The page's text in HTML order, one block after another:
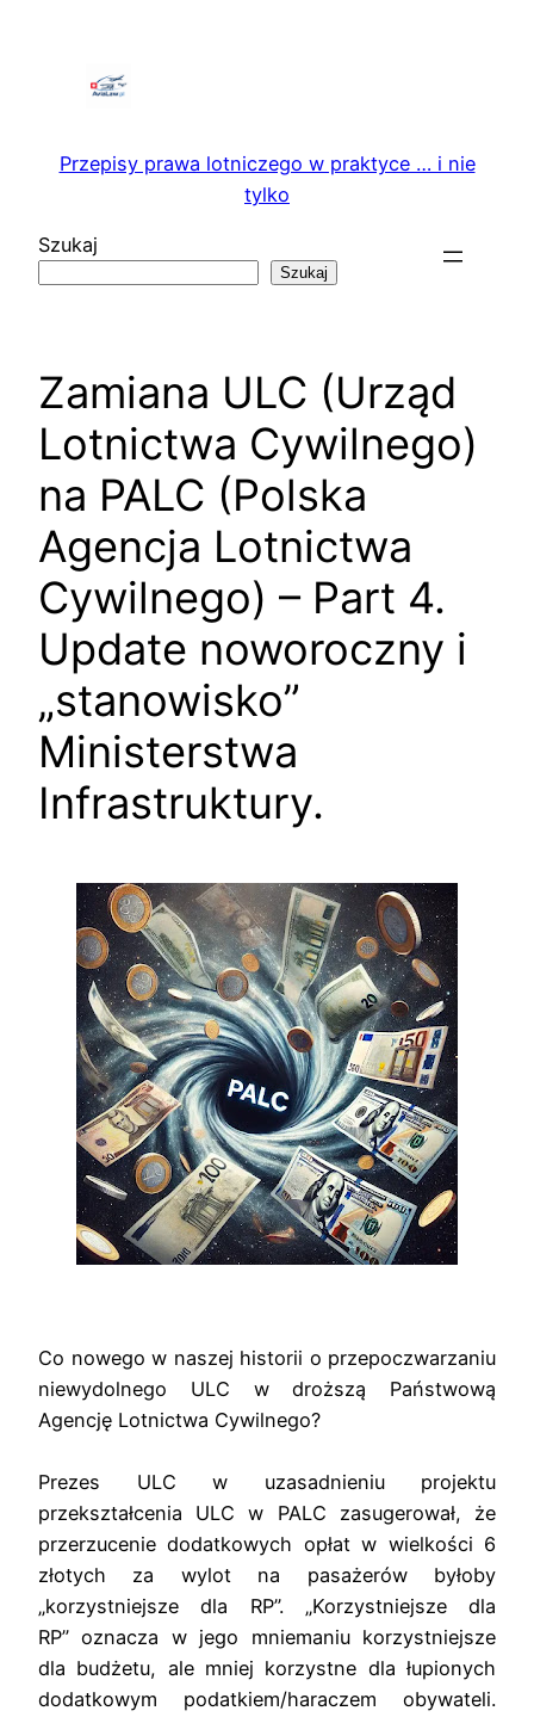
Przepisy prawa lotniczego w praktyce … i nie
tylko
Szukaj
Szukaj
Zamiana ULC (Urząd
Lotnictwa Cywilnego)
na PALC (Polska
Agencja Lotnictwa
Cywilnego) – Part 4.
Update noworoczny i
„stanowisko”
Ministerstwa
Infrastruktury.
Co nowego w naszej historii o przepoczwarzaniu
niewydolnego ULC w droższą Państwową
Agencję Lotnictwa Cywilnego?
Prezes ULC w uzasadnieniu projektu
przekształcenia ULC w PALC zasugerował, że
przerzucenie dodatkowych opłat w wielkości 6
złotych za wylotna pasażerów byłoby
„korzystniejsze dla RP”. „Korzystniejszedla
RP”oznacza w jego mniemaniu korzystniejsze
dla budżetu, ale mniej korzystne dla łupionych
dodatkowym podatkiem/haraczem obywateli.